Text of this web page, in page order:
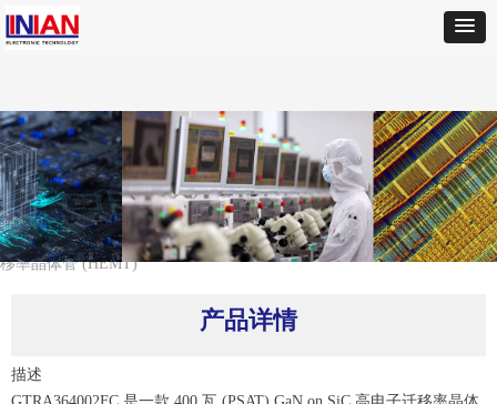
首页 ꄲ CREE GTRA364002FC-V1氮化镓 (GaN)on SiC 高电子迁
移率晶体管 (HEMT)
描述
产品详情